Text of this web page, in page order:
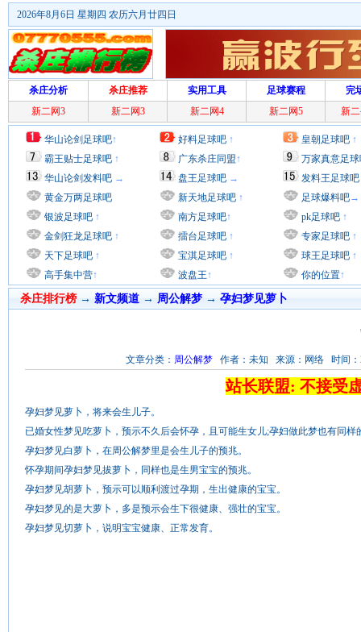
2026年8月6日 星期四 农历六月廿四日
杀庄分析 杀庄推荐 实用工具 足球赛程
完
新二网3
新二网3 新二网4 新二网5 新
华山论剑足球吧↑
霸王贴士足球吧 ↑
华山论剑发料吧 →
黄金万两足球吧
银波足球吧 ↑
金剑狂龙足球吧 ↑
天下足球吧 ↑
高手集中营↑
好料足球吧 ↑
广东杀庄同盟↑
盘王足球吧 →
新天地足球吧 ↑
南方足球吧↑
擂台足球吧 ↑
宝淇足球吧 ↑
波盘王↑
皇朝足球吧 ↑
万家真意足
发料王足球吧
足球爆料吧→
pk足球吧 ↑
专家足球吧 ↑
球王足球吧 ↑
你的位置↑
杀庄排行榜 → 新文频道→ 周公解梦 → 孕妇梦见萝卜
文章分类： 周公解梦 作者：未知 来源：网络 时间：
站长联盟: 不接受
孕妇梦见萝卜，将来会生儿子。
已婚女性梦见吃萝卜，预示不久后会怀孕，且可能生女儿;孕妇做此梦也有同样
孕妇梦见白萝卜，在周公解梦里是会生儿子的预兆。
怀孕期间孕妇梦见拔萝卜，同样也是生男宝宝的预兆。
孕妇梦见胡萝卜，预示可以顺利渡过孕期，生出健康的宝宝。
孕妇梦见的是大萝卜，多是预示会生下很健康、强壮的宝宝。
孕妇梦见切萝卜，说明宝宝健康、正常发育。